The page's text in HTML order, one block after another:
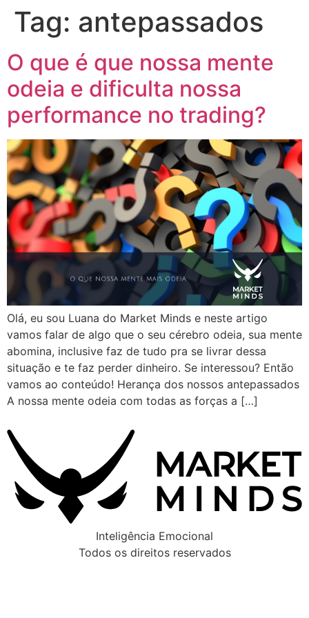
Tag: antepassados
O que é que nossa mente
odeia e dificulta nossa
performance no trading?
Olá, eu sou Luana do Market Minds e neste artigo
vamos falar de algo que o seu cérebro odeia, sua mente
abomina, inclusive faz de tudo pra se livrar dessa
situação e te faz perder dinheiro. Se interessou? Então
vamos ao conteúdo! Herança dos nossos antepassados
A nossa mente odeia com todas as forças a […]
Inteligência Emocional
Todos os direitos reservados